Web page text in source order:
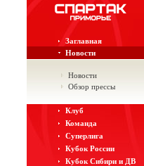
Заглавная
Новости
Новости
Обзор прессы
Клуб
Команда
Суперлига
Кубок России
Кубок Сибири и ДВ